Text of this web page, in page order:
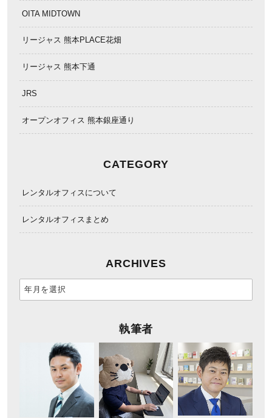
OITA MIDTOWN
リージャス 熊本PLACE花畑
リージャス 熊本下通
JRS
オープンオフィス 熊本銀座通り
CATEGORY
レンタルオフィスについて
レンタルオフィスまとめ
ARCHIVES
執筆者